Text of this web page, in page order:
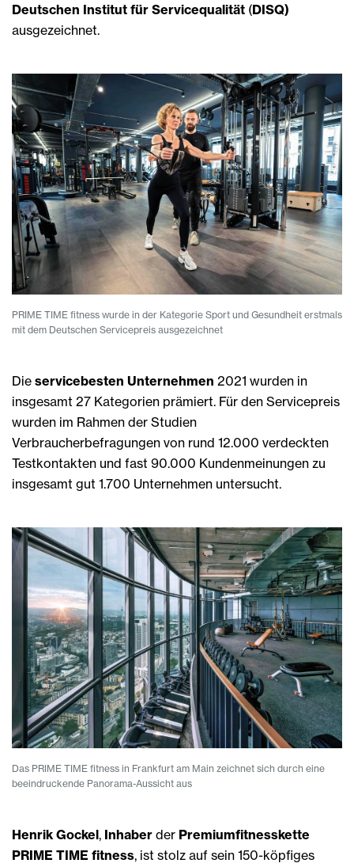
Deutschen Institut für Servicequalität (DISQ)
ausgezeichnet.
PRIME TIME fitness wurde in der Kategorie Sport und Gesundheit erstmals
mit dem Deutschen Servicepreis ausgezeichnet
Die servicebesten Unternehmen 2021 wurden in
insgesamt 27 Kategorien prämiert. Für den Servicepreis
wurden im Rahmen der Studien
Verbraucherbefragungen von rund 12.000 verdeckten
Testkontakten und fast 90.000 Kundenmeinungen zu
insgesamt gut 1.700 Unternehmen untersucht.
Das PRIME TIME fitness in Frankfurt am Main zeichnet sich durch eine
beeindruckende Panorama-Aussicht aus
Henrik Gockel, Inhaber der Premiumfitnesskette
PRIME TIME fitness, ist stolz auf sein 150-köpfiges